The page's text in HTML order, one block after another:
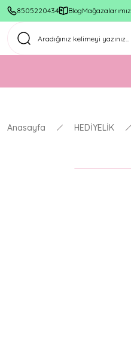
8505220434 BlogMağazalarımız
Anasayfa HEDİYELİK